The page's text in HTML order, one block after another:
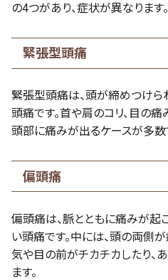
の4つがあり、症状が異なります。
緊張型頭痛
緊張型頭痛は、頭が締めつけら
頭痛です。首や肩のコリ、目の
頭部に痛みが出るケースが多数
偏頭痛
偏頭痛は、脈とともに痛みが起
い頭痛です。中には、頭の両側
気や目の前がチカチカしたり、
ます。